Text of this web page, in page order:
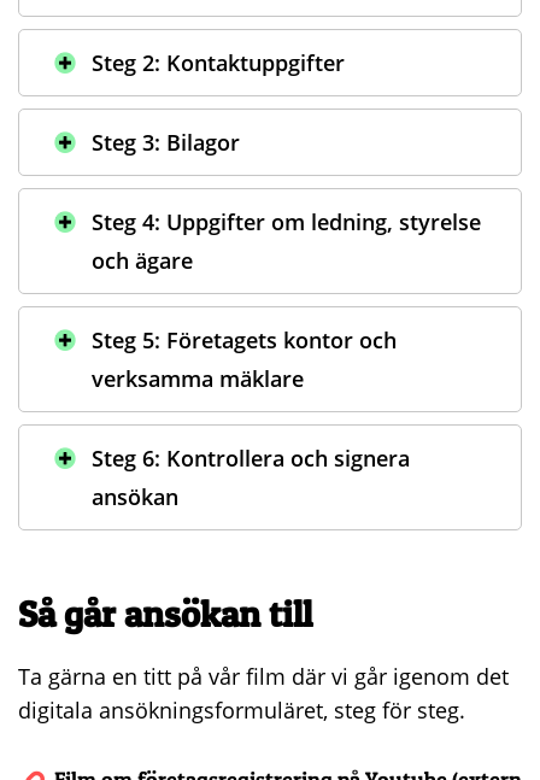
Steg 2: Kontaktuppgifter
Steg 3: Bilagor
Steg 4: Uppgifter om ledning, styrelse
och ägare
Steg 5: Företagets kontor och
verksamma mäklare
Steg 6: Kontrollera och signera
ansökan
Så går ansökan till
Ta gärna en titt på vår film där vi går igenom det
digitala ansökningsformuläret, steg för steg.